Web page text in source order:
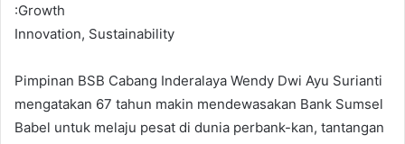
:Growth
Innovation, Sustainability
Pimpinan BSB Cabang Inderalaya Wendy Dwi Ayu Surianti
mengatakan 67 tahun makin mendewasakan Bank Sumsel
Babel untuk melaju pesat di dunia perbank-kan, tantangan